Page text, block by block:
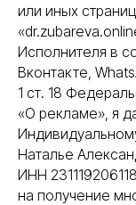
или иных
Исполнителя в
Вконтакте,
1 ст. 18
«О рекламе», я
Наталье
ИНН
на получение